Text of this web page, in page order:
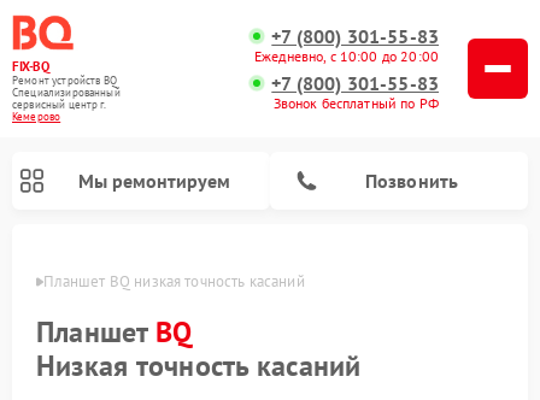
FIX-BQ
Ремонт устройств BQ
Специализированный
cервисный центр г.
Кемерово
+7 (800) 301-55-83
Ежедневно, с 10:00 до 20:00
+7 (800) 301-55-83
Звонок бесплатный по РФ
Мы ремонтируем Позвонить
Планшет BQ низкая точность касаний
Планшет BQ
Низкая точность касаний